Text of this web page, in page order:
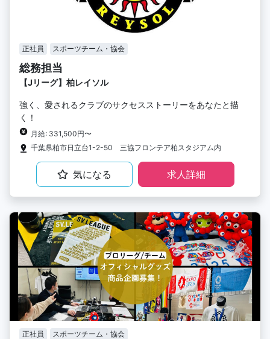
正社員 スポーツチーム・協会
総務担当
【Jリーグ】柏レイソル
強く、愛されるクラブのサクセスストーリーをあなたと描
く！
月給: 331,500円〜
千葉県柏市日立台1-2-50 三協フロンテア柏スタジアム内
気になる 求人詳細
正社員 スポーツチーム・協会